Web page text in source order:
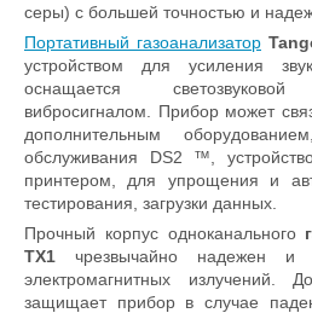
серы) с большей точностью и
Портативный газоанализатор
устройством для усиления
оснащается
вибросигналом. Прибор может
дополнительным
обслуживания DS2 ™,
принтером, для упрощения и
тестирования, загрузки данных.
Прочный корпус одноканального
TX1 чрезвычайно надежен
электромагнитных излучений.
защищает прибор в случае